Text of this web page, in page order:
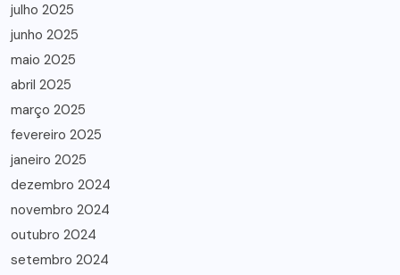
julho 2025
junho 2025
maio 2025
abril 2025
março 2025
fevereiro 2025
janeiro 2025
dezembro 2024
novembro 2024
outubro 2024
setembro 2024